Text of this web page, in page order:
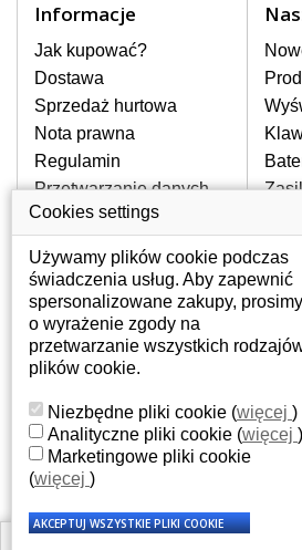
zaliczyć uszkodzenia
rozbity lub pęknięty ekran,
pojawiające się pionowe
ekran, migotanie lub
jasność ekranu.
W naszym
cały okres
wyłącznie
oryginalne
wadliwych
JAK WYBRAĆ
DO LAPTOPA HP G62-
Odpowiedni ekran można
konkretnego modelu
oznaczenie można znaleźć
na spodzie laptopa lub pod
również umieszczone na
pęknięty ekran został
Informacje
Jak kupować?
Dostawa
Sprzedaż hurtowa
Nota prawna
Regulamin
Przetwarzanie danych
osobowych
Gdzie nas znajdziesz
Twoje konto
Twoje konto
Dane osobowe
Adresy
Historia zamówień
Cookies settings
Używamy plików cookie podczas
świadczenia usług. Aby zapewnić
spersonalizowane zakupy, prosimy
o wyrażenie zgody na
przetwarzanie wszystkich
plików cookie.
Niezbędne pliki cookie (więcej )
Analityczne pliki cookie (więcej )
Marketingowe pliki cookie
(więcej )